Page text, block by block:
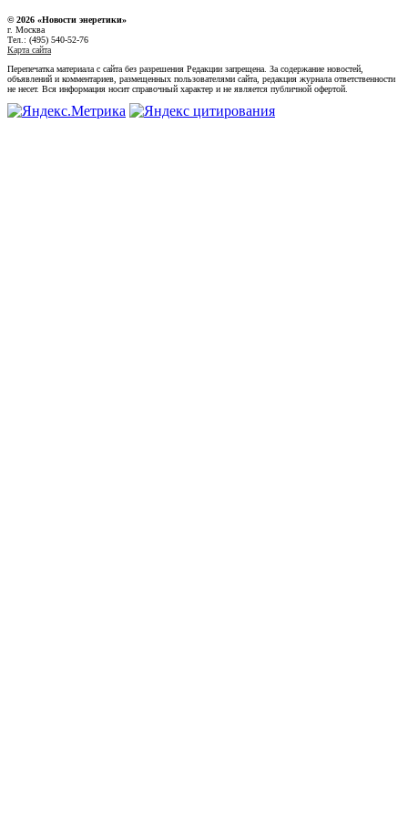
© 2026 «Новости энеретики»
г. Москва
Тел.: (495) 540-52-76
Карта сайта
Перепечатка материала с сайта без разрешения Редакции запрещена. За содержание новостей,
объявлений и комментариев, размещенных пользователями сайта, редакция журнала ответственности
не несет. Вся информация носит справочный характер и не является публичной офертой.